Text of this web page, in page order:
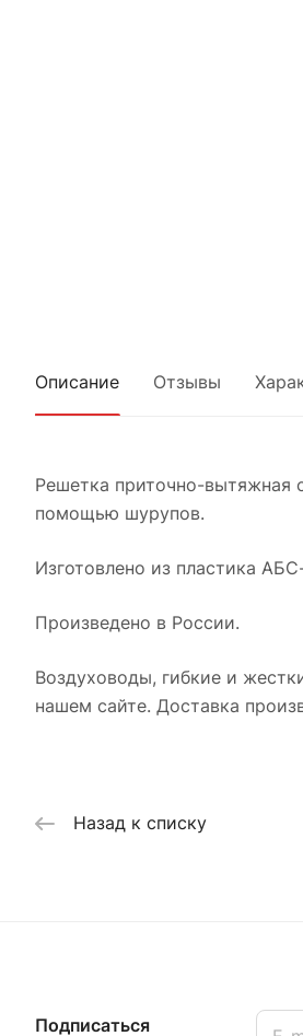
Описание Отзывы
Решетка приточно-вытяжная
помощью шурупов.
Изготовлено из пластика
Произведено в России.
Воздуховоды, гибкие и
нашем сайте. Доставка
Назад к списку
Подписаться